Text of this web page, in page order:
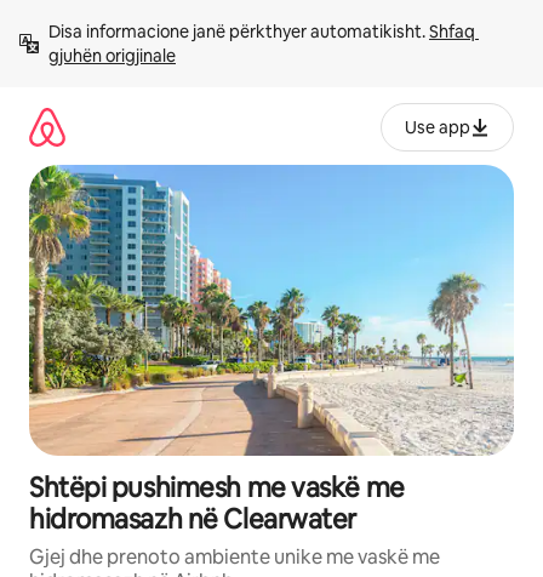
përmbajtja
Disa informacione janë përkthyer automatikisht. Shfaq
gjuhën origjinale
Use app
Shtëpi pushimesh me vaskë me
hidromasazh në Clearwater
Gjej dhe prenoto ambiente unike me vaskë me